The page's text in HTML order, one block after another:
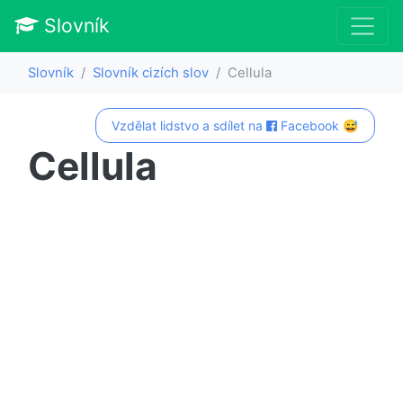
Slovník
Slovník Slovník cizích slov Cellula
Vzdělat lidstvo a sdílet na Facebook 😅
Cellula